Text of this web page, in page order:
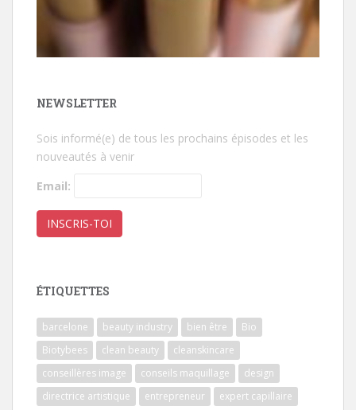
NEWSLETTER
Sois informé(e) de tous les prochains épisodes et les
nouveautés à venir
Email:
ÉTIQUETTES
barcelone beauty industry bien être
Bio
Biotybees
clean beauty
cleanskincare
conseillères image
conseils maquillage
design
directrice artistique
entrepreneur
expert capillaire